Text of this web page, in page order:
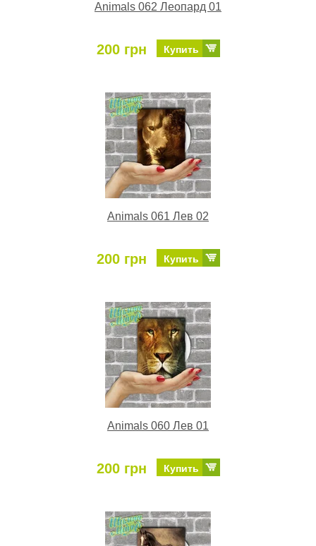
Animals 062 Леопард 01
200 грн Купить
Animals 061 Лев 02
200 грн Купить
Animals 060 Лев 01
200 грн Купить